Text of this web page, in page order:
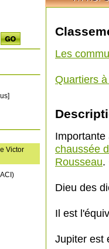
Victor
Les
Quartiers
chaussée
Rousseau.
Dieu des
Il est
Jupiter est